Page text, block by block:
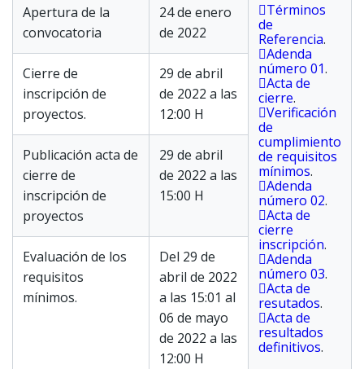
Apertura de la
convocatoria
24 de enero
de 2022
Términos
de
Referencia.
Adenda
número 01.
Acta de
cierre.
Verificación
de
cumplimiento
de requisitos
mínimos.
Adenda
número 02.
Acta de
cierre
inscripción.
Adenda
número 03.
Acta de
resutados.
Acta de
resultados
definitivos.
Cierre de
inscripción de
proyectos.
29 de abril
de 2022 a las
12:00 H
Publicación acta de
cierre de
inscripción de
proyectos
29 de abril
de 2022 a las
15:00 H
Evaluación de los
requisitos
mínimos.
Del 29 de
abril de 2022
a las 15:01 al
06 de mayo
de 2022 a las
12:00 H